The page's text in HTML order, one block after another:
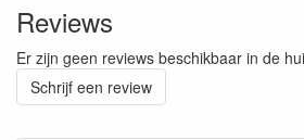
Reviews
Er zijn geen reviews beschikbaar in de
Schrijf een review